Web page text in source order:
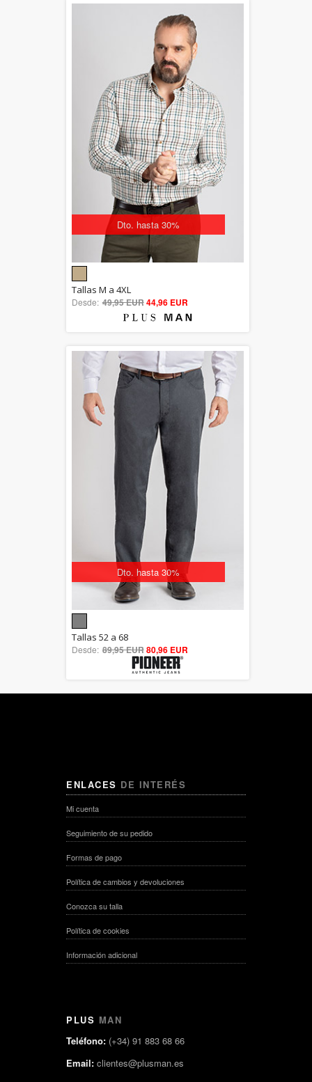
Dto. hasta 30%
out of 5
Tallas M a 4XL
Desde: 49,95 EUR44,96 EUR
Dto. hasta 30%
out of 5
Tallas 52 a 68
Desde: 89,95 EUR80,96 EUR
ENLACES DE INTERÉS
Mi cuenta
Seguimiento de su pedido
Formas de pago
Política de cambios y devoluciones
Conozca su talla
Política de cookies
Información adicional
PLUS MAN
Teléfono: (+34) 91 883 68 66
Email: clientes@plusman.es